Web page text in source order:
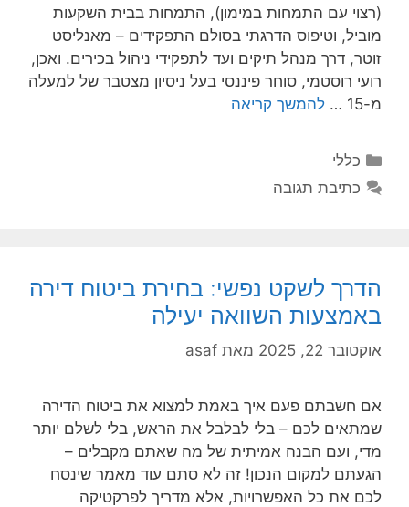
(רצוי עם התמחות במימון), התמחות בבית השקעות
מוביל, וטיפוס הדרגתי בסולם התפקידים – מאנליסט
זוטר, דרך מנהל תיקים ועד לתפקידי ניהול בכירים. ואכן,
רועי רוסטמי, סוחר פיננסי בעל ניסיון מצטבר של למעלה
מ-15 …
להמשך קריאה
קטגוריות
כללי
כתיבת תגובה
הדרך לשקט נפשי: בחירת ביטוח דירה
באמצעות השוואה יעילה
אוקטובר 22, 2025 מאת asaf
אם חשבתם פעם איך באמת למצוא את ביטוח הדירה
שמתאים לכם – בלי לבלבל את הראש, בלי לשלם יותר
מדי, ועם הבנה אמיתית של מה שאתם מקבלים –
הגעתם למקום הנכון! זה לא סתם עוד מאמר שינסח
לכם את כל האפשרויות, אלא מדריך לפרקטיקה